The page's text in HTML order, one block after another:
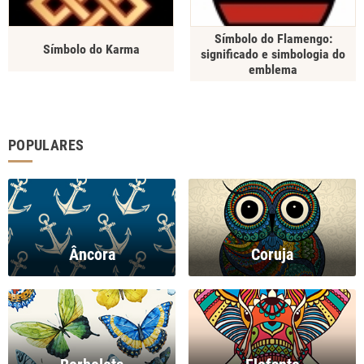
Símbolo do Karma
Símbolo do Flamengo:
significado e simbologia do
emblema
POPULARES
Âncora Coruja